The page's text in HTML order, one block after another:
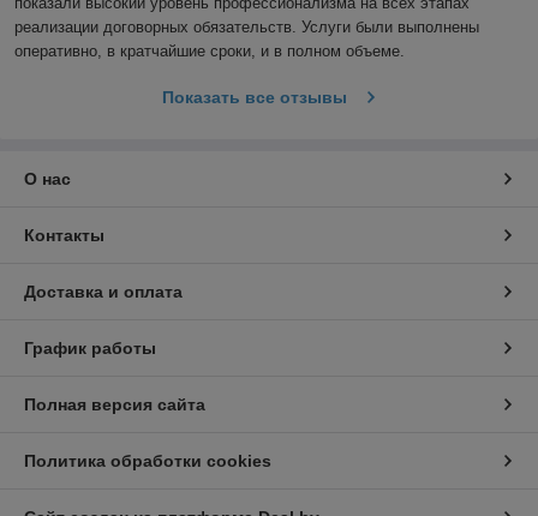
реализации договорных обязательств. Услуги были выполнены
оперативно, в кратчайшие сроки, и в полном объеме.
Показать все отзывы
О нас
Контакты
Доставка и оплата
График работы
Полная версия сайта
Политика обработки cookies